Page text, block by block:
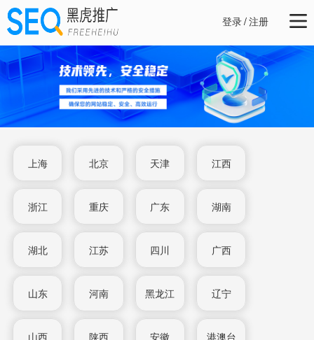
登录/注册
上海 北京 天津 江西
浙江 重庆 广东 湖南
湖北 江苏 四川 广西
山东 河南 黑龙江 辽宁
山西 陕西 安徽 港澳台